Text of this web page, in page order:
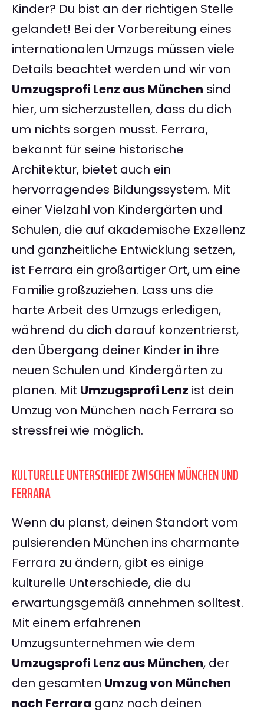
Kinder? Du bist an der richtigen Stelle
gelandet! Bei der Vorbereitung eines
internationalen Umzugs müssen viele
Details beachtet werden und wir von
Umzugsprofi Lenz aus München sind
hier, um sicherzustellen, dass du dich
um nichts sorgen musst. Ferrara,
bekannt für seine historische
Architektur, bietet auch ein
hervorragendes Bildungssystem. Mit
einer Vielzahl von Kindergärten und
Schulen, die auf akademische Exzellenz
und ganzheitliche Entwicklung setzen,
ist Ferrara ein großartiger Ort, um eine
Familie großzuziehen. Lass uns die
harte Arbeit des Umzugs erledigen,
während du dich darauf konzentrierst,
den Übergang deiner Kinder in ihre
neuen Schulen und Kindergärten zu
planen. Mit Umzugsprofi Lenz ist dein
Umzug von München nach Ferrara so
stressfrei wie möglich.
KULTURELLE UNTERSCHIEDE ZWISCHEN MÜNCHEN UND
FERRARA
Wenn du planst, deinen Standort vom
pulsierenden München ins charmante
Ferrara zu ändern, gibt es einige
kulturelle Unterschiede, die du
erwartungsgemäß annehmen solltest.
Mit einem erfahrenen
Umzugsunternehmen wie dem
Umzugsprofi Lenz aus München, der
den gesamten Umzug von München
nach Ferrara ganz nach deinen